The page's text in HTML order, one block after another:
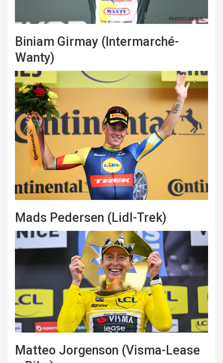
Biniam Girmay (Intermarché-
Wanty)
Mads Pedersen (Lidl-Trek)
Matteo Jorgenson (Visma-Lease